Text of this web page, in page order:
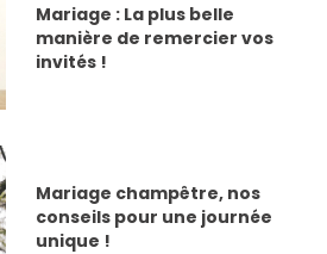
Mariage : La plus belle
manière de remercier vos
invités !
Mariage champêtre, nos
conseils pour une journée
unique !